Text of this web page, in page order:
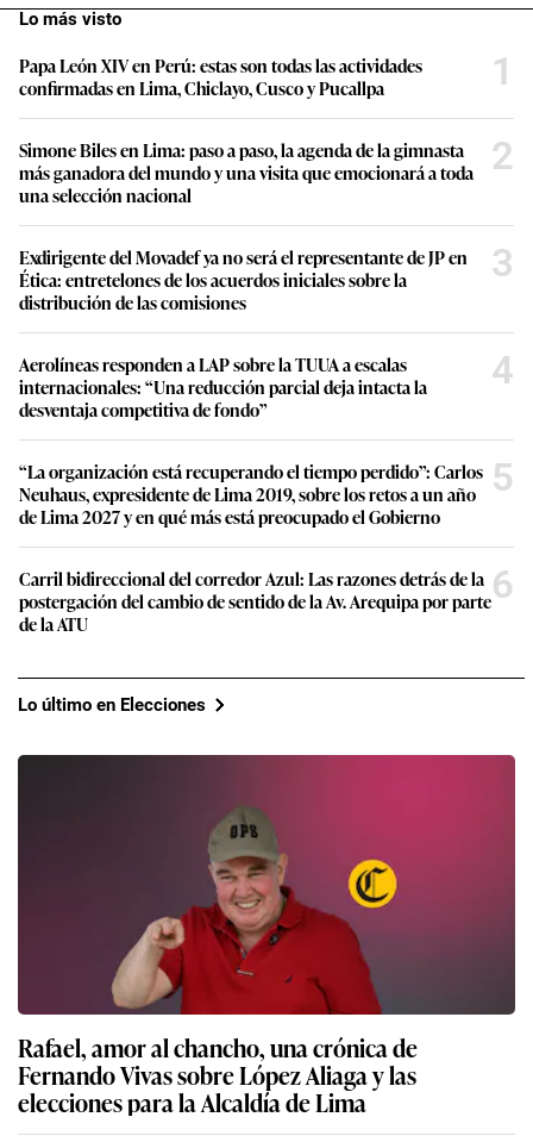
Lo más visto
Papa León XIV en Perú: estas son todas las actividades
confirmadas en Lima, Chiclayo, Cusco y Pucallpa
1
Simone Biles en Lima: paso a paso, la agenda de la gimnasta
más ganadora del mundo y una visita que emocionará a toda
una selección nacional
2
Exdirigente del Movadef ya no será el representante de JP en
Ética: entretelones de los acuerdos iniciales sobre la
distribución de las comisiones
3
Aerolíneas responden a LAP sobre la TUUA a escalas
internacionales: “Una reducción parcial deja intacta la
desventaja competitiva de fondo”
4
“La organización está recuperando el tiempo perdido”: Carlos
Neuhaus, expresidente de Lima 2019, sobre los retos a un año
de Lima 2027 y en qué más está preocupado el Gobierno
5
Carril bidireccional del corredor Azul: Las razones detrás de la
postergación del cambio de sentido de la Av. Arequipa por parte
de la ATU
6
Lo último en Elecciones
Rafael, amor al chancho, una crónica de
Fernando Vivas sobre López Aliaga y las
elecciones para la Alcaldía de Lima